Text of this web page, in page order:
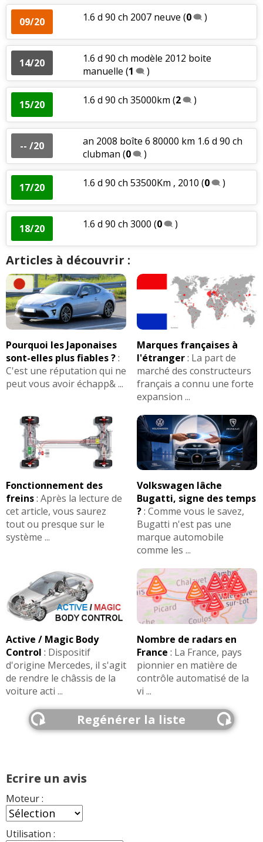
09/20 1.6 d 90 ch 2007 neuve (0 )
14/20
1.6 d 90 ch modèle 2012 boite
manuelle (1 )
15/20 1.6 d 90 ch 35000km (2 )
-- /20
an 2008 boîte 6 80000 km 1.6 d 90 ch
clubman (0 )
17/20 1.6 d 90 ch 53500Km , 2010 (0 )
18/20 1.6 d 90 ch 3000 (0 )
Articles à découvrir :
Pourquoi les Japonaises
sont-elles plus fiables ?:
C'est une réputation qui ne
peut vous avoir échapp& ...
Marques françaises à
l'étranger: La part de
marché des constructeurs
français a connu une forte
expansion ...
Fonctionnement des
freins: Après la lecture de
cet article, vous saurez
tout ou presque sur le
système ...
Volkswagen lâche
Bugatti, signe des temps
?: Comme vous le savez,
Bugatti n'est pas une
marque automobile
comme les ...
Active / Magic Body
Control : Dispositif
d'origine Mercedes, il s'agit
de rendre le châssis de la
voiture acti ...
Nombre de radars en
France : La France, pays
pionnier en matière de
contrôle automatisé de la
vi ...
Regénérer la liste
Ecrire un avis
Moteur :
Utilisation :